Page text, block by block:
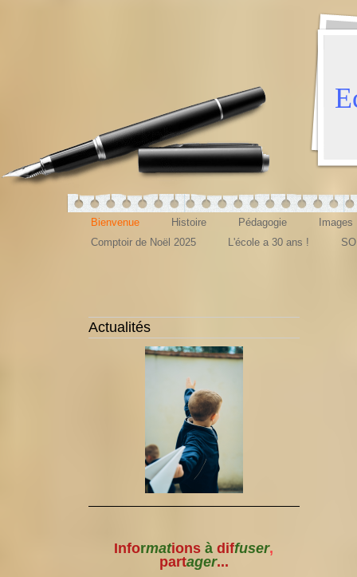
Bienvenue Histoire Pédagogie
Images
Comptoir de Noël 2025
L'école a 30 ans !
Actualités
Informations à diffuser,
partager...